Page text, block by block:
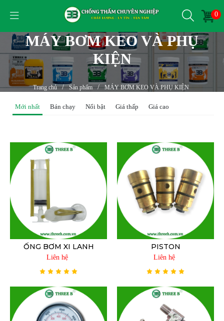
0
MÁY BƠM KEO VÀ PHỤ
KIỆN
Trang chủ / Sản phẩm / MÁY BƠM KEO VÀ PHỤ KIỆN
Mới nhất Bán chạy Nổi bật Giá thấp Giá cao
ỐNG BƠM XI LANH
Liên hệ
PISTON
Liên hệ